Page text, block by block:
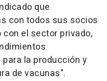
que
con todos sus socios
el sector privado,
la producción y
de vacunas".